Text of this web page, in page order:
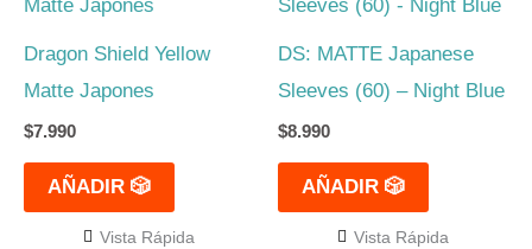
Dragon Shield Yellow
Matte Japones
$7.990
AÑADIR 🎲
Vista Rápida
DS: MATTE Japanese
Sleeves (60) – Night Blue
$8.990
AÑADIR 🎲
Vista Rápida